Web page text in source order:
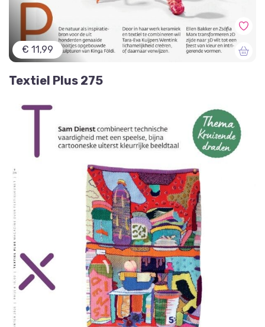
€ 11,99
Textiel Plus 275